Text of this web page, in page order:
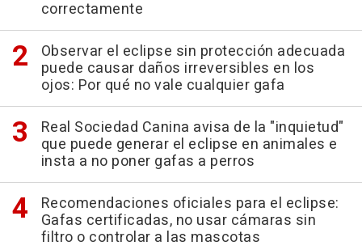
correctamente
Observar el eclipse sin protección adecuada
puede causar daños irreversibles en los
ojos: Por qué no vale cualquier gafa
Real Sociedad Canina avisa de la "inquietud"
que puede generar el eclipse en animales e
insta a no poner gafas a perros
Recomendaciones oficiales para el eclipse:
Gafas certificadas, no usar cámaras sin
filtro o controlar a las mascotas